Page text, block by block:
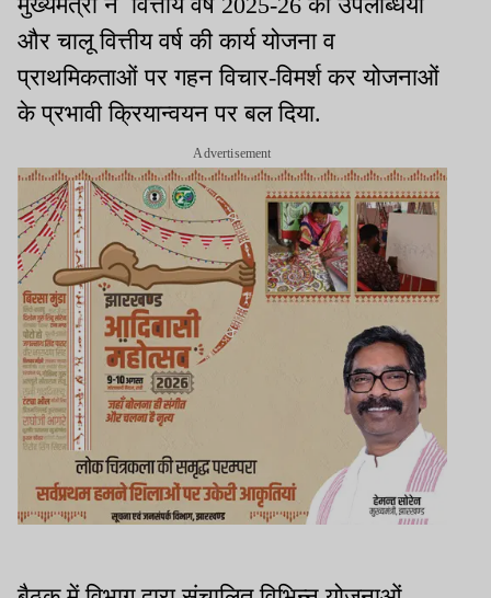
और चालू वित्तीय वर्ष की कार्य योजना व
प्राथमिकताओं पर गहन विचार-विमर्श कर योजनाओं
के प्रभावी क्रियान्वयन पर बल दिया.
Advertisement